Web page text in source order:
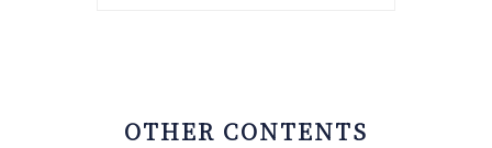
OTHER CONTENTS